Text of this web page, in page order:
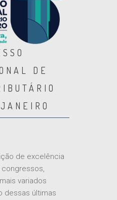
DE
de excelência
variados
dessas últimas